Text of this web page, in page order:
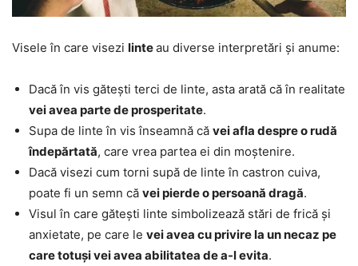
Visele în care visezi linteau diverse interpretări și anume:
Dacă în vis gătești terci de linte, asta arată că în realitate
vei avea parte de prosperitate.
Supa de linte în vis înseamnă că vei afla despre o rudă
îndepărtată, care vrea partea ei din moștenire.
Dacă visezi cum torni supă de linte în castron cuiva,
poate fi un semn că vei pierde o persoană dragă.
Visul în care gătești linte simbolizează stări de frică și
anxietate, pe care le vei avea cu privire la un necaz pe
care totuși vei avea abilitatea de a-l evita.